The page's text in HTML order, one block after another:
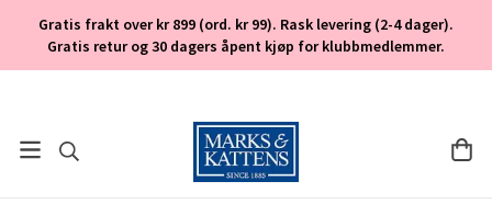
Gratis frakt over kr 899 (ord. kr 99). Rask levering (2-4 dager).
Gratis retur og 30 dagers åpent kjøp for klubbmedlemmer.